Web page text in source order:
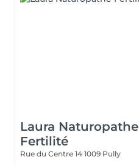
Laura Naturopathe
Fertilité
Rue du Centre 14 1009 Pully